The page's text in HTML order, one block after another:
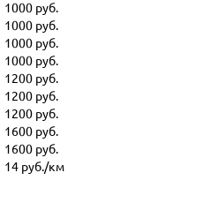
1000 руб.
1000 руб.
1000 руб.
1000 руб.
1200 руб.
1200 руб.
1200 руб.
1600 руб.
1600 руб.
14 руб./км